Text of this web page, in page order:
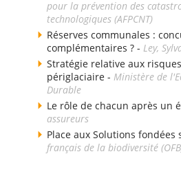
pour la prévention des
technologiques (AFPCNT)
Réserves communales :
complémentaires ? - Ley,
Stratégie relative aux
périglaciaire - Ministère de
Durable
Le rôle de chacun après un
assureurs
Place aux Solutions fondées
français de la biodiversité